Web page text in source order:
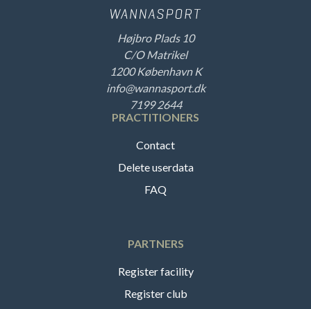
Højbro Plads 10
C/O Matrikel
1200 København K
info@wannasport.dk
7199 2644
PRACTITIONERS
Contact
Delete userdata
FAQ
PARTNERS
Register facility
Register club